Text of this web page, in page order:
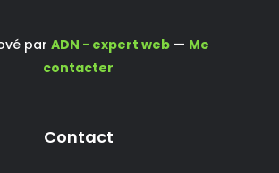
par ADN - expert web— Me
contacter
Contact